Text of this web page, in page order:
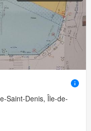
Saint-Denis, Île-de-